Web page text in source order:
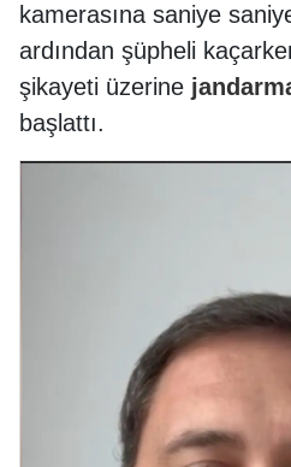
kamerasına saniye
ardından şüpheli
şikayeti üzerine
başlattı.